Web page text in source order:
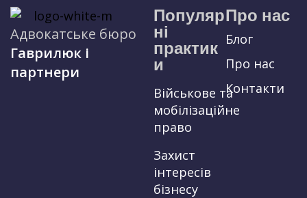
Адвокатське бюро
Гаврилюк і
партнери
Популяр
ні
практик
и
Військове та
мобілізаційне
право
Захист
інтересів
бізнесу
Про нас
Блог
Про нас
Контакти